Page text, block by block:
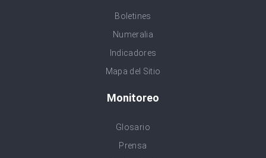
Boletines
Numeralia
Indicadores
Mapa del Sitio
Monitoreo
Glosario
Prensa